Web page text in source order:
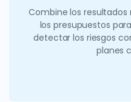
Combine los resultados
los presupuestos
detectar los riesgos
planes